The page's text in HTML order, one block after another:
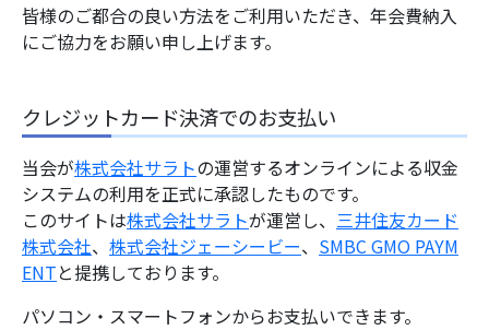
皆様のご都合の良い方法をご利用いただき、年会費納入
にご協力をお願い申し上げます。
クレジットカード決済でのお支払い
当会が株式会社サラトの運営するオンラインによる収金
システムの利用を正式に承認したものです。
このサイトは株式会社サラトが運営し、 三井住友カード
株式会社、 株式会社ジェーシービー、 SMBC GMO PAYM
ENTと提携しております。
パソコン・スマートフォンからお支払いできます。